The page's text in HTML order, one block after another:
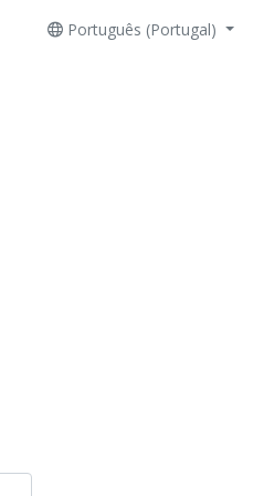
Português (Portugal)